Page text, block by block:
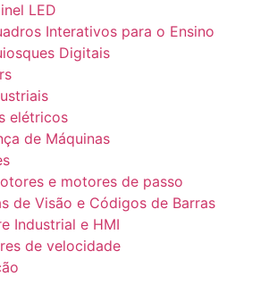
LED
Interativos para o Ensino
Digitais
elétricos
de Máquinas
e motores de passo
de Visão e Códigos de Barras
Industrial e HMI
de velocidade